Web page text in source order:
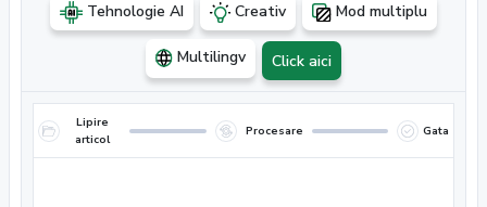
Tehnologie AI Creativ Mod multiplu
Multilingv Click aici
Lipire
articol
Procesare Gata